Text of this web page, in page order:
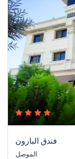
فندق البارون
الموصل